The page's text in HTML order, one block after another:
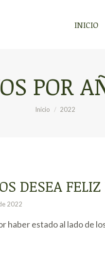
INICIO
POR
Estás aquí:
Inicio 2022
DESEA
2022
haber estado al lado de